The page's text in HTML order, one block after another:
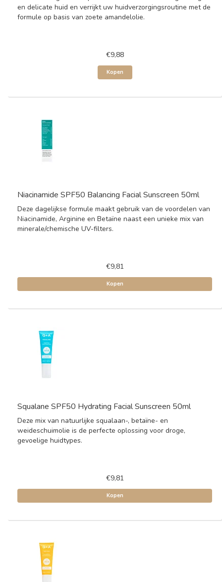
en delicate huid en verrijkt uw huidverzorgingsroutine met de
formule op basis van zoete amandelolie.
€9,88
Kopen
Niacinamide SPF50 Balancing Facial Sunscreen 50ml
Deze dagelijkse formule maakt gebruik van de voordelen van
Niacinamide, Arginine en Betaïne naast een unieke mix van
minerale/chemische UV-filters.
€9,81
Kopen
Squalane SPF50 Hydrating Facial Sunscreen 50ml
Deze mix van natuurlijke squalaan-, betaïne- en
weideschuimolie is de perfecte oplossing voor droge,
gevoelige huidtypes.
€9,81
Kopen